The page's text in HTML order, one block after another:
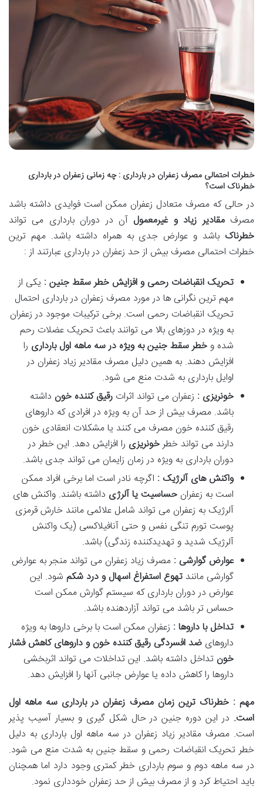
خطرات احتمالی مصرف زعفران در بارداری : چه زمانی زعفران در بارداری
خطرناک است؟
در حالی که مصرف متعادل زعفران ممکن است فوایدی داشته باشد
مصرفمقادیر زیاد و غیرمعمول آن در دوران بارداری می تواند
خطرناک باشد و عوارض جدی به همراه داشته باشد. مهم ترین
خطرات احتمالی مصرف بیش از حد زعفران در بارداری عبارتند از :
تحریک انقباضات رحمی و افزایش خطر سقط جنین : یکی از
مهم ترین نگرانی ها در مورد مصرف زعفران در بارداری احتمال
تحریک انقباضات رحمی است. برخی ترکیبات موجود در زعفران
به ویژه در دوزهای بالا می توانند باعث تحریک عضلات رحم
شده وخطر سقط جنین به ویژه در سه ماهه اول بارداری را
افزایش دهند. به همین دلیل مصرف مقادیر زیاد زعفران در
اوایل بارداری به شدت منع می شود.
خونریزی : زعفران می تواند اثرات رقیق کننده خون داشته
باشد. مصرف بیش از حد آن به ویژه در افرادی که داروهای
رقیق کننده خون مصرف می کنند یا مشکلات انعقادی خون
دارند می تواند خطرخونریزی را افزایش دهد. این خطر در
دوران بارداری به ویژه در زمان زایمان می تواند جدی باشد.
واکنش های آلرژیک : اگرچه نادر است اما برخی افراد ممکن
است به زعفران حساسیت یا آلرژی داشته باشند. واکنش های
آلرژیک به زعفران می تواند شامل علائمی مانند خارش قرمزی
پوست تورم تنگی نفس و حتی آنافیلاکسی (یک واکنش
آلرژیک شدید و تهدیدکننده زندگی) باشد.
عوارض گوارشی : مصرف زیاد زعفران می تواند منجر به عوارض
گوارشی مانند تهوع استفراغ اسهال و درد شکم شود. این
عوارض در دوران بارداری که سیستم گوارش ممکن است
حساس تر باشد می تواند آزاردهنده باشد.
تداخل با داروها : زعفران ممکن است با برخی داروها به ویژه
داروهای ضد افسردگی رقیق کننده خون و داروهای کاهش فشار
خون تداخل داشته باشد. این تداخلات می تواند اثربخشی
داروها را کاهش داده یا عوارض جانبی آنها را افزایش دهد.
مهم : خطرناک ترین زمان مصرف زعفران در بارداری سه ماهه اول
است. در این دوره جنین در حال شکل گیری و بسیار آسیب پذیر
است. مصرف مقادیر زیاد زعفران در سه ماهه اول بارداری به دلیل
خطر تحریک انقباضات رحمی و سقط جنین به شدت منع می شود.
در سه ماهه دوم و سوم بارداری خطر کمتری وجود دارد اما همچنان
باید احتیاط کرد و از مصرف بیش از حد زعفران خودداری نمود.